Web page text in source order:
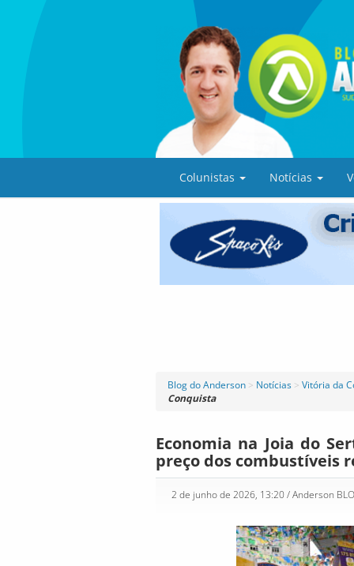
Colunistas Notícias
Blog do Anderson > Notícias > Vitória da
Conquista
Economia na Joia do
preço dos combustíveis
2 de junho de 2026, 13:20/ Anderson